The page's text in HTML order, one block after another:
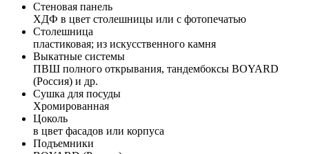
Стеновая панель
ХДФ в цвет столешницы или с фотопечатью
Столешница
пластиковая; из искусственного камня
Выкатные системы
ПВШ полного открывания, тандембоксы BOYARD
(Россия) и др.
Сушка для посуды
Хромированная
Цоколь
в цвет фасадов или корпуса
Подъемники